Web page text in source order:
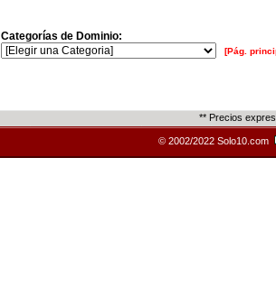
Categorías de Dominio:
[Pág.
** Precios
© 2002/2022 Solo10.com